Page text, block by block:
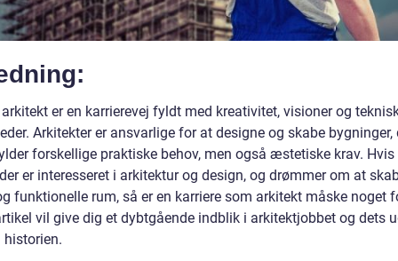
er en karrierevej fyldt med kreativitet, visioner og
Arkitekter er ansvarlige for at designe og skabe bygninger,
forskellige praktiske behov, men også æstetiske krav. Hvis
er interesseret i arkitektur og design, og drømmer om at
funktionelle rum, så er en karriere som arkitekt måske noget
vil give dig et dybtgående indblik i arkitektjobbet og dets
historien.